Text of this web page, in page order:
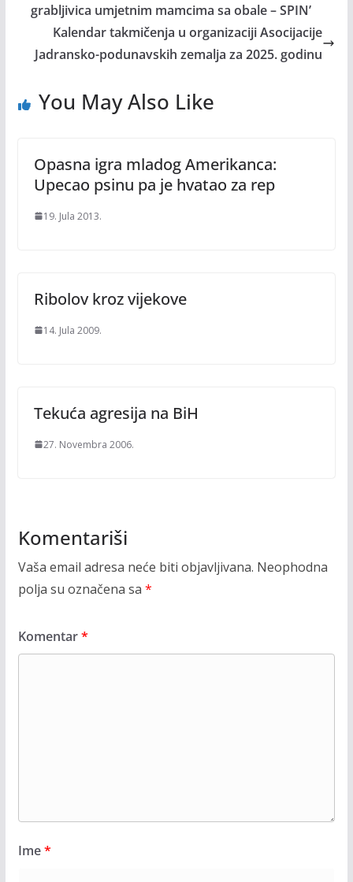
grabljivica umjetnim mamcima sa obale – SPIN’
Kalendar takmičenja u organizaciji Asocijacije
Jadransko-podunavskih zemalja za 2025. godinu
You May Also Like
Opasna igra mladog Amerikanca:
Upecao psinu pa je hvatao za rep
19. Jula 2013.
Ribolov kroz vijekove
14. Jula 2009.
Tekuća agresija na BiH
27. Novembra 2006.
Komentariši
Vaša email adresa neće biti objavljivana. Neophodna
polja su označena sa *
Komentar*
Ime*